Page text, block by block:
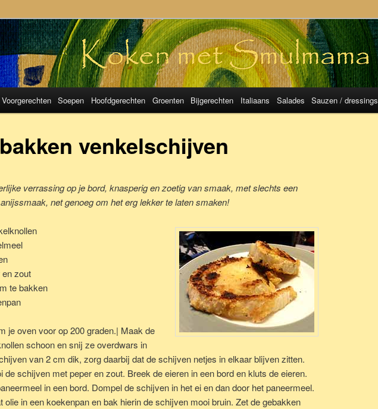
met SmulMama
Voorgerechten Soepen Hoofdgerechten Groenten Bijgerechten Italiaans Salades Sauzen / dressings
venkelschijven
verrassing op je bord, knasperig en zoetig van smaak, met slechts een
net genoeg om het erg lekker te laten smaken!
zout
te bakken
je oven voor op 200 graden.| Maak de
schoon en snij ze overdwars in
van 2 cm dik, zorg daarbij dat de schijven netjes in elkaar blijven zitten.
de schijven met peper en zout. Breek de eieren in een bord en kluts de eieren.
in een bord. Dompel de schijven in het ei en dan door het paneermeel.
olie in een koekenpan en bak hierin de schijven mooi bruin. Zet de gebakken